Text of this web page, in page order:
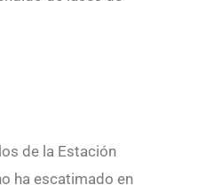
de la Estación
ha escatimado en